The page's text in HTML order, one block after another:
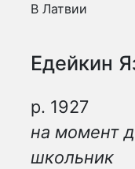
Едейкин
р. 1927
на момент
школьник
В Латвии